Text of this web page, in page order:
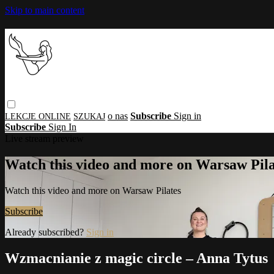
Skip to main content
o nas Subscribe Sign in
Subscribe Sign In
Watch this video and more on Warsaw
Watch this video and more on Warsaw Pilates
Subscribe
Already subscribed? Sign in
Wzmacnianie z magic circle – Anna Tytus